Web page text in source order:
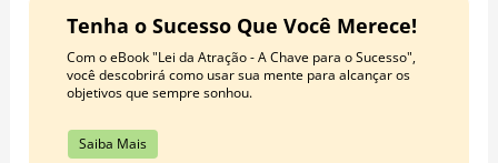
Tenha o Sucesso Que Você Merece!
Com o eBook "Lei da Atração - A Chave para o Sucesso",
você descobrirá como usar sua mente para alcançar os
objetivos que sempre sonhou.
Saiba Mais